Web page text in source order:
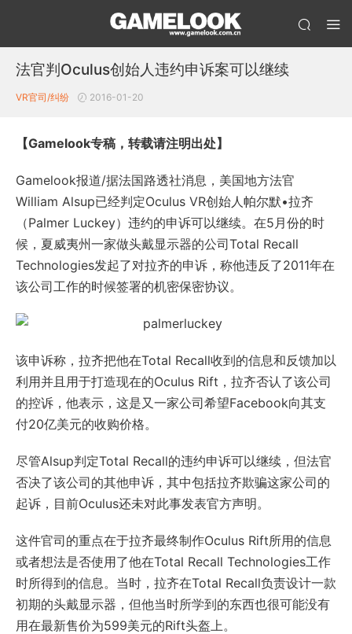
法官判Oculus创始人违约申诉案可以继续
VR官司/纠纷 2016-01-20
【Gamelook专稿，转载请注明出处】
Gamelook报道/据法国路透社消息，美国地方法官
William Alsup已经判定Oculus VR创始人帕尔默•拉齐
（Palmer Luckey）违约的申诉可以继续。在5月份的时
候，夏威夷州一家做头戴显示器的公司Total Recall
Technologies发起了对拉齐的申诉，称他违反了2011年在
该公司工作的时候签署的机密保密协议。
该申诉称，拉齐把他在Total Recall收到的信息和反馈加以
利用并且用于打造现在的Oculus Rift，拉齐否认了该公司
的控诉，他表示，这是又一家公司希望Facebook向其支
付20亿美元的收购价格。
尽管Alsup判定Total Recall的违约申诉可以继续，但法官
否决了该公司的其他申诉，其中包括拉齐欺骗这家公司的
起诉，目前Oculus还未对此事发表官方声明。
这件官司的重点在于拉齐最终制作Oculus Rift所用的信息
或者想法是否使用了他在Total Recall Technologies工作
时所得到的信息。当时，拉齐在Total Recall负责设计一款
初期的头戴显示器，但他当时所学到的东西也很可能没有
用在最新售价为599美元的Rift头盔上。